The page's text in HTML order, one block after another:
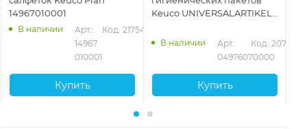
14967010001
В наличии
Арт.:
14967
010001
Код: 21754
Купить
Keuco UNIVERSALARTIKEL
сталь арт. 04976070000
В наличии
Арт.:
04976070000
Код: 20735
Купить